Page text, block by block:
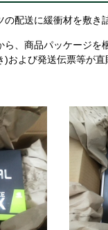
配送に緩衝材を敷
、商品パッケージ
よび発送伝票等が